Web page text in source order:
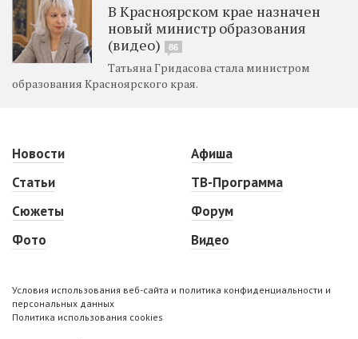
В Красноярском крае назначен
новый министр образования
(видео)
86
Татьяна Гридасова стала министром
образования Красноярского края.
Новости
Статьи
Сюжеты
Фото
Афиша
ТВ-Программа
Форум
Видео
Условия использования веб-сайта и политика конфиденциальности и
персональных данных
Политика использования cookies